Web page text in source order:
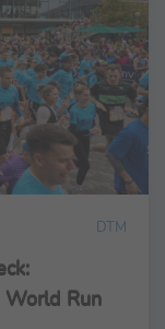
DTM
World Run